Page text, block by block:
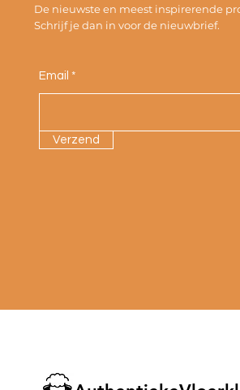
De nieuwste en meest inspirerende
Schrijf je dan in voor de nieuwbrief.
Email
Verzend